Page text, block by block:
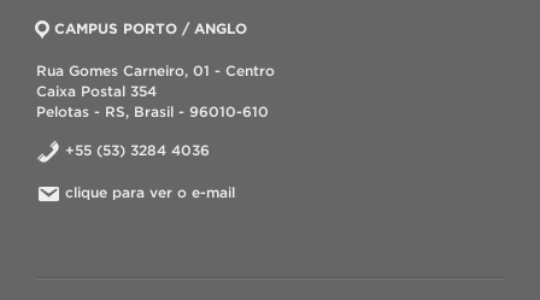
CAMPUS PORTO / ANGLO
Rua Gomes Carneiro, 01 - Centro
Caixa Postal 354
Pelotas - RS, Brasil - 96010-610
+55 (53) 3284 4036
clique para ver o e-mail